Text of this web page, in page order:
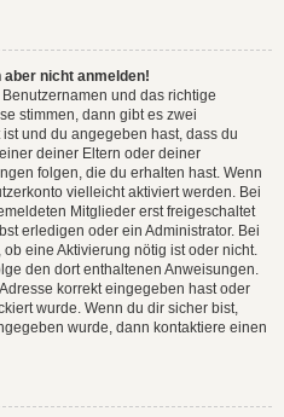
nicht anmelden!
und das richtige
stimmen, dann gibt es zwei
ist und du angegeben hast, dass du
deiner Eltern oder deiner
folgen, die du erhalten hast. Wenn
vielleicht aktiviert werden. Bei
Mitglieder erst freigeschaltet
erledigen oder ein Administrator. Bei
eine Aktivierung nötig ist oder nicht.
den dort enthaltenen Anweisungen.
korrekt eingegeben hast oder
wurde. Wenn du dir sicher bist,
wurde, dann kontaktiere einen